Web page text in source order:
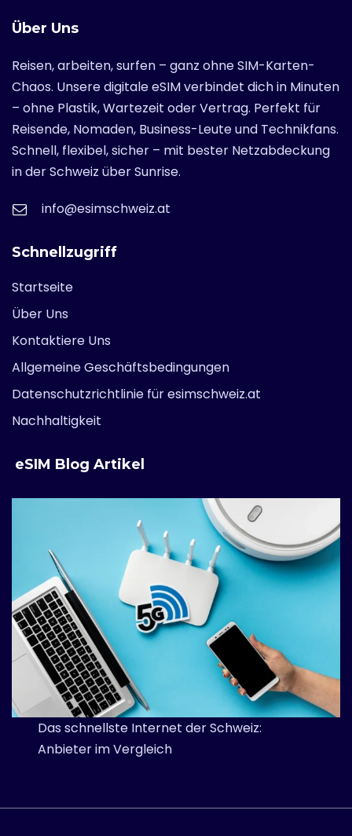
Über Uns
Reisen, arbeiten, surfen – ganz ohne SIM-Karten-
Chaos. Unsere digitale eSIM verbindet dich in Minuten
– ohne Plastik, Wartezeit oder Vertrag. Perfekt für
Reisende, Nomaden, Business-Leute und Technikfans.
Schnell, flexibel, sicher – mit bester Netzabdeckung
in der Schweiz über Sunrise.
info@esimschweiz.at
Schnellzugriff
Startseite
Über Uns
Kontaktiere Uns
Allgemeine Geschäftsbedingungen
Datenschutzrichtlinie für esimschweiz.at
Nachhaltigkeit
eSIM Blog Artikel
Das schnellste Internet der Schweiz:
Anbieter im Vergleich